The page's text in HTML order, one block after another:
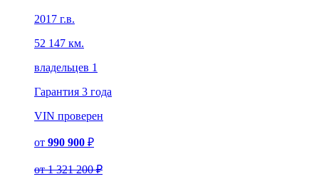
2017 г.в.
52 147 км.
владельцев 1
Гарантия 3 года
VIN проверен
от 990 900 ₽
от1 321 200 ₽